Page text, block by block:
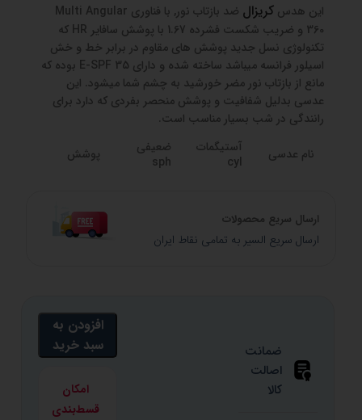
این هدس کریزال
ضد بازتاب نور, با فناوری Multi Angular
360 و ضریب شکست فشرده 1.67 با پوشش سافایر HR که
تکنولوژی نسل جدید پوشش های مقاوم در برابر خط و خش
اسیلور فرانسه میباشد ساخته شده و دارای E-SPF 35 بوده که
مانع از بازتاب نور مضر خورشید به چشم شما میشود. این
عدسی بدلیل شفافیت و پوشش منحصر بفردی که دارد برای
رانندگی در شب بسیار مناسب است.
نام عدسی
آستیگمات
cyl
ضعیفی
sph
پوشش
1.67
E-SPF 35
ارسال سریع محصولات
ارسال سریع السیر به تمامی نقاط ایران
ضمانت
اصالت
کالا
افزودن به
سبد خرید
امکان
قسط‌بندی